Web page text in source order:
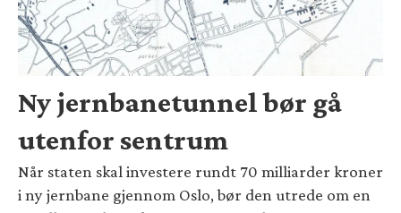
Ny jernbanetunnel bør gå
utenfor sentrum
Når staten skal investere rundt 70 milliarder kroner
i ny jernbane gjennom Oslo, bør den utrede om en